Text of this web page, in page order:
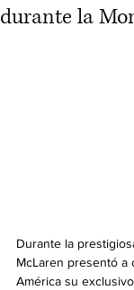
durante la
Durante la
McLaren presentó a
América su